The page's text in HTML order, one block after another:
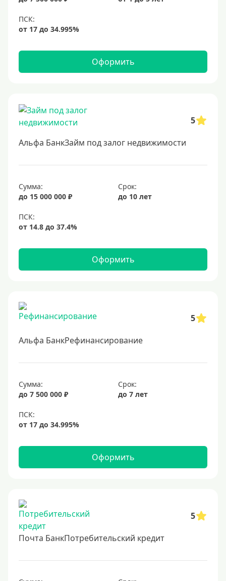
Оформить
5
Альфа БанкЗайм под залог недвижимости
Сумма:
до 15 000 000 ₽
Срок:
до 10 лет
Оформить
5
Альфа БанкРефинансирование
Сумма:
до 7 500 000 ₽
Срок:
до 7 лет
Оформить
5
Почта БанкПотребительский кредит